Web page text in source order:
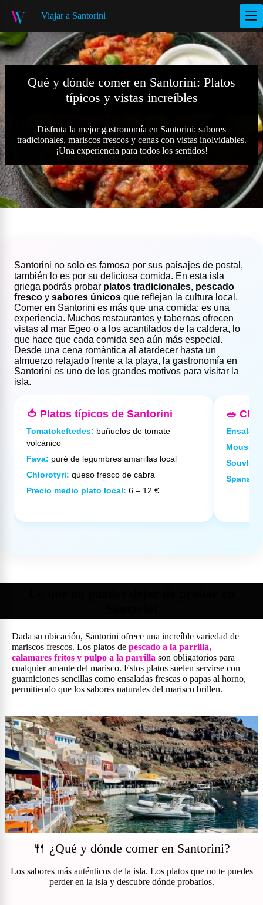
S
a
l
t
a
r
d
o
Viajar a Santorini
Qué y dónde comer en Santorini: Platos
típicos y vistas increíbles
Disfruta la mejor gastronomía en Santorini: sabores
tradicionales, mariscos frescos y cenas con vistas inolvidables.
¡Una experiencia para todos los sentidos!
Santorini no solo es famosa por sus paisajes de postal,
también lo es por su deliciosa comida. En esta isla
griega podrás probar platos tradicionales, pescado
fresco y sabores únicos que reflejan la cultura local.
Comer en Santorini es más que una comida: es una
experiencia. Muchos restaurantes y tabernas ofrecen
vistas al mar Egeo o a los acantilados de la caldera, lo
que hace que cada comida sea aún más especial.
Desde una cena romántica al atardecer hasta un
almuerzo relajado frente a la playa, la gastronomía en
Santorini es uno de los grandes motivos para visitar la
isla.
🍅 Platos típicos de Santorini
Tomatokeftedes: buñuelos de tomate
volcánico
Fava: puré de legumbres amarillas local
Chlorotyri: queso fresco de cabra
Precio medio plato local: 6 – 12 €
🥗
Souvlaki
Dada su ubicación, Santorini ofrece una increíble variedad de
mariscos frescos. Los platos de pescado a la parrilla,
calamares fritos y pulpo a la parrilla son obligatorios para
cualquier amante del marisco. Estos platos suelen servirse con
guarniciones sencillas como ensaladas frescas o papas al horno,
permitiendo que los sabores naturales del marisco brillen.
🍴 ¿Qué y dónde comer en Santorini?
Los sabores más auténticos de la isla. Los platos que no te puedes
perder en la isla y descubre dónde probarlos.